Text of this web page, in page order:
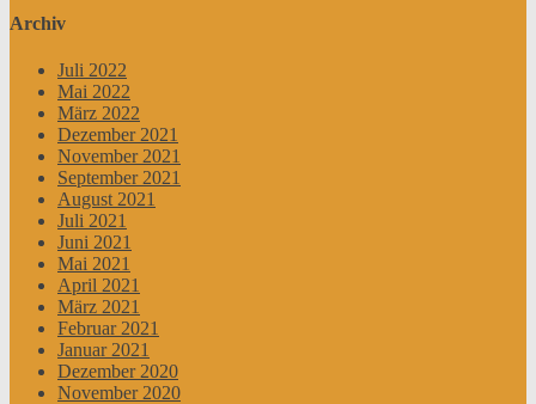
Archiv
Juli 2022
Mai 2022
März 2022
Dezember 2021
November 2021
September 2021
August 2021
Juli 2021
Juni 2021
Mai 2021
April 2021
März 2021
Februar 2021
Januar 2021
Dezember 2020
November 2020